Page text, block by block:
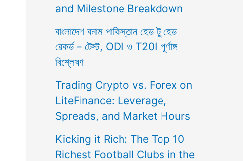
and Milestone Breakdown
বাংলাদেশ বনাম পাকিস্তান হেড টু হেড
রেকর্ড – টেস্ট, ODI ও T20I পূর্ণাঙ্গ
বিশ্লেষণ
Trading Crypto vs. Forex on
LiteFinance: Leverage,
Spreads, and Market Hours
Kicking it Rich: The Top 10
Richest Football Clubs in the